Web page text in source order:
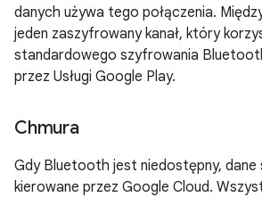
danych używa tego połączenia.
jeden zaszyfrowany kanał, który
standardowego szyfrowania
przez Usługi Google Play.
Chmura
Gdy Bluetooth jest niedostępny,
kierowane przez Google Cloud.